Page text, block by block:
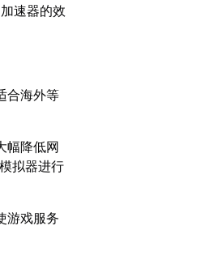
速器的效
合海外等
幅降低网
拟器进行
游戏服务